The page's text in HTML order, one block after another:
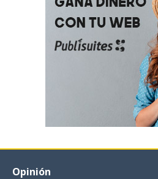
Opinión